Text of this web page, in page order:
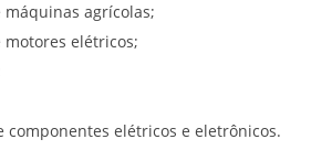
máquinas agrícolas;
motores elétricos;
componentes elétricos e eletrônicos.